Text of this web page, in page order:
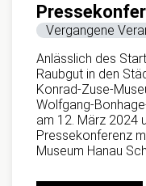
Vergangene
Anlässlich des
Raubgut in den
Konrad-Zuse-
Wolfgang-
am 12. März 2024
Pressekonferenz
Museum Hanau